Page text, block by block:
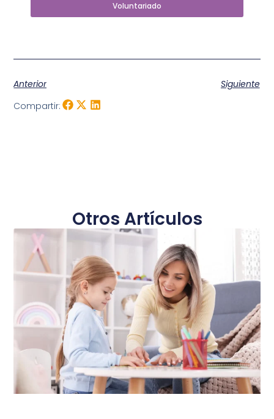
Voluntariado
Anterior
Siguiente
Compartir:
Otros Artículos